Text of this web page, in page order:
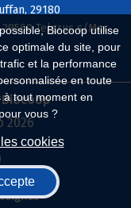
Biocoop utilise
optimale du site, pour
et la performance
en toute
à tout moment en
vous ?
cookies
29180
29560 Telgruc s/Mer,
2026